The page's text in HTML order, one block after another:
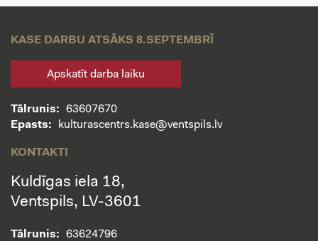
KASE DARBU ATSĀKS 8.SEPTEMBRĪ
Apskatīt darba laiku
Tālrunis:
63607670
Epasts:
kulturascentrs.kase@ventspils.lv
KONTAKTI
Kuldīgas iela 18,
Ventspils, LV-3601
Tālrunis: 63624796